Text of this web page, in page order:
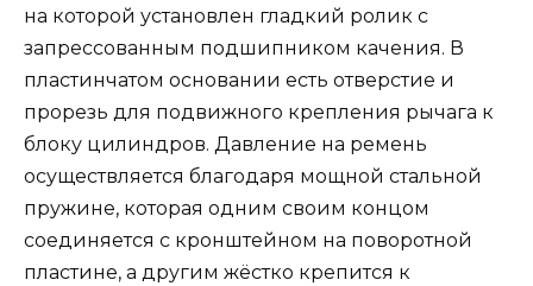
на которой установлен гладкий ролик с
запрессованным подшипником качения. В
пластинчатом основании есть отверстие и
прорезь для подвижного крепления рычага к
блоку цилиндров. Давление на ремень
осуществляется благодаря мощной стальной
пружине, которая одним своим концом
соединяется с кронштейном на поворотной
пластине, а другим жёстко крепится к